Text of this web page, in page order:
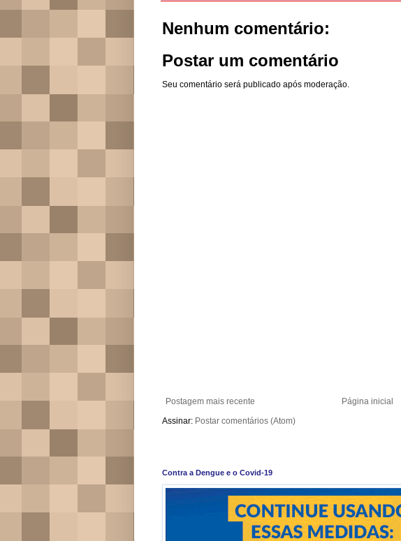
Nenhum comentário:
Postar um comentário
Seu comentário será publicado após moderação.
Postagem mais recente
Página inicial
Assinar: Postar comentários (Atom)
Contra a Dengue e o Covid-19